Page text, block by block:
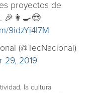
proyectos de
🎉👩‍🍳😎
9idzYi4I7M
(@TecNacional)
29, 2019
la cultura